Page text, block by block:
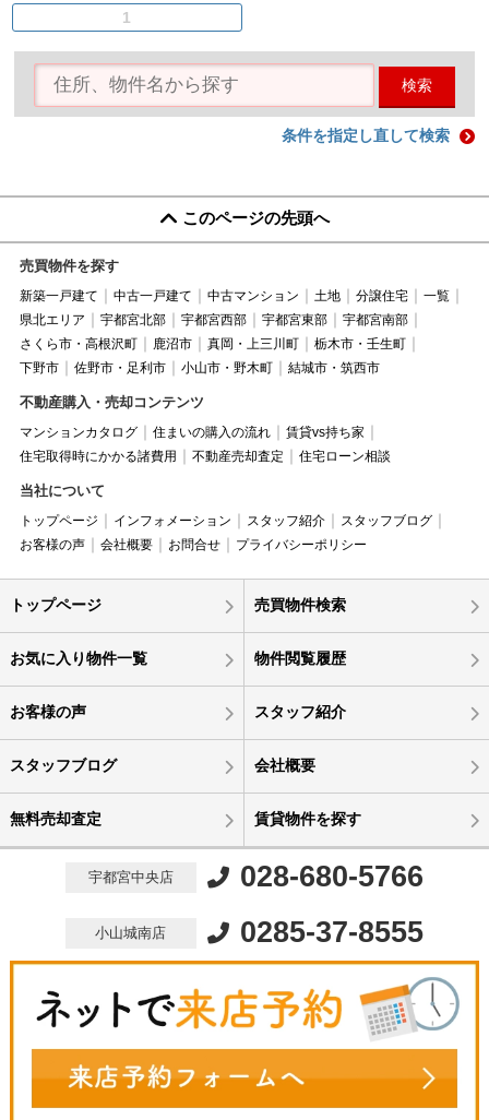
1
検索
条件を指定し直して検索
このページの先頭へ
売買物件を探す
新築一戸建て 中古一戸建て 中古マンション 土地 分譲住宅
一覧
県北エリア
宇都宮北部 宇都宮西部 宇都宮東部
宇都宮南部
さくら市・高根沢町
鹿沼市 真岡・上三川町
栃木市・壬生町
下野市
佐野市・足利市 小山市・野木町 結城市・筑西市
不動産購入・売却コンテンツ
マンションカタログ 住まいの購入の流れ
賃貸vs持ち家
住宅取得時にかかる諸費用
不動産売却査定 住宅ローン相談
当社について
トップページ インフォメーション スタッフ紹介
スタッフブログ
お客様の声
会社概要 お問合せ プライバシーポリシー
トップページ 売買物件検索
お気に入り物件一覧 物件閲覧履歴
お客様の声 スタッフ紹介
スタッフブログ 会社概要
無料売却査定 賃貸物件を探す
宇都宮中央店 028-680-5766
小山城南店 0285-37-8555